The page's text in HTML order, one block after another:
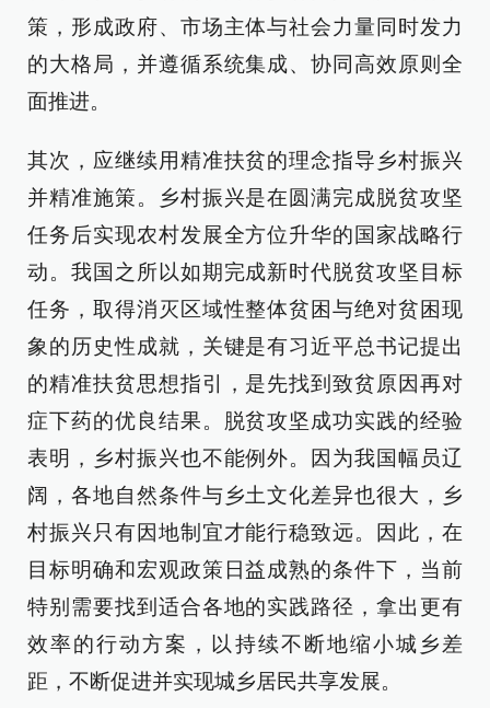
策，形成政府、市场主体与社会力量同时发力
的大格局，并遵循系统集成、协同高效原则全
面推进。
其次，应继续用精准扶贫的理念指导乡村振兴
并精准施策。乡村振兴是在圆满完成脱贫攻坚
任务后实现农村发展全方位升华的国家战略行
动。我国之所以如期完成新时代脱贫攻坚目标
任务，取得消灭区域性整体贫困与绝对贫困现
象的历史性成就，关键是有习近平总书记提出
的精准扶贫思想指引，是先找到致贫原因再对
症下药的优良结果。脱贫攻坚成功实践的经验
表明，乡村振兴也不能例外。因为我国幅员辽
阔，各地自然条件与乡土文化差异也很大，乡
村振兴只有因地制宜才能行稳致远。因此，在
目标明确和宏观政策日益成熟的条件下，当前
特别需要找到适合各地的实践路径，拿出更有
效率的行动方案，以持续不断地缩小城乡差
距，不断促进并实现城乡居民共享发展。